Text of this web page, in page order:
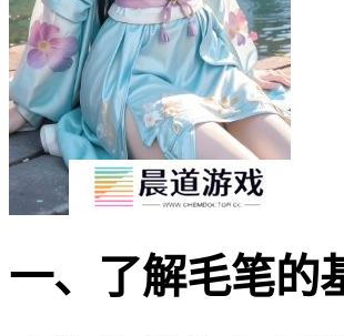
一、了解毛笔的